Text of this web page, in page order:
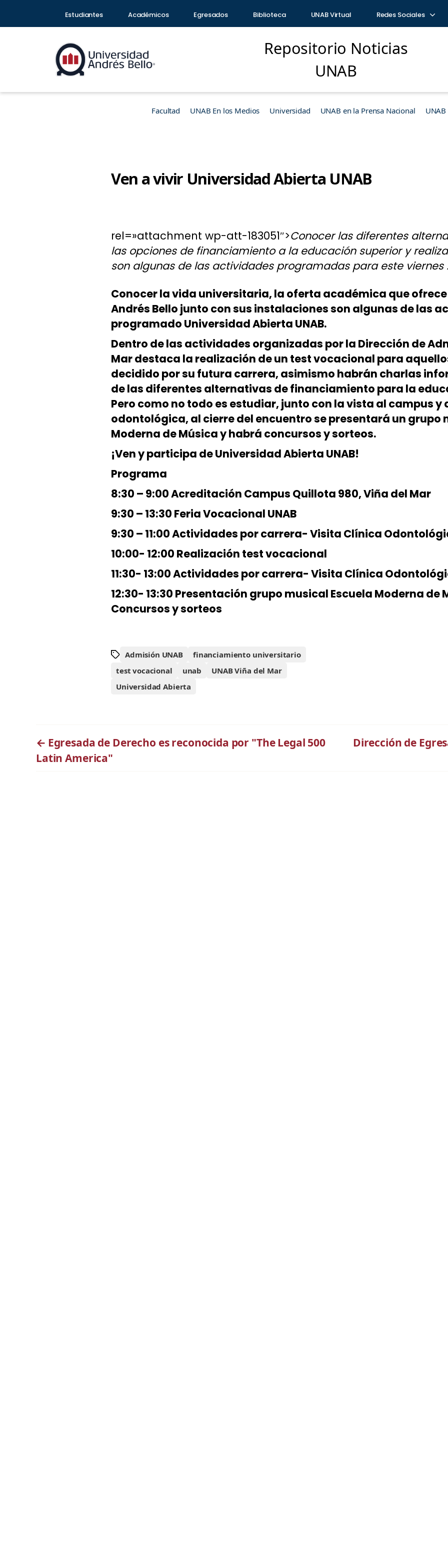
Estudiantes Académicos Egresados Biblioteca UNAB Virtual Redes Sociales
Repositorio Noticias
UNAB
Facultad UNAB En los Medios Universidad UNAB en la Prensa Nacional
Ven a vivir Universidad Abierta UNAB
rel=»attachment wp-att-183051″>Conocer las diferentes
las opciones de financiamiento a la educación superior y
son algunas de las actividades programadas para este viernes
Conocer la vida universitaria, la oferta académica que
Andrés Bello junto con sus instalaciones son algunas de las
programado Universidad Abierta UNAB.
Dentro de las actividades organizadas por la Dirección de
Mar destaca la realización de un test vocacional para
decidido por su futura carrera, asimismo habrán charlas
de las diferentes alternativas de financiamiento para la
Pero como no todo es estudiar, junto con la vista al campus y
odontológica, al cierre del encuentro se presentará un grupo
Moderna de Música y habrá concursos y sorteos.
¡Ven y participa de Universidad Abierta UNAB!
Programa
8:30 – 9:00 Acreditación Campus Quillota 980, Viña del Mar
9:30 – 13:30 Feria Vocacional UNAB
9:30 – 11:00 Actividades por carrera- Visita Clínica
10:00- 12:00 Realización test vocacional
11:30- 13:00 Actividades por carrera- Visita Clínica
12:30- 13:30 Presentación grupo musical Escuela Moderna de
Concursos y sorteos
Admisión UNAB
financiamiento universitario
test vocacional
unab
UNAB Viña del Mar
Universidad Abierta
← Egresada de Derecho es reconocida por "The Legal 500
Latin America"
Dirección de